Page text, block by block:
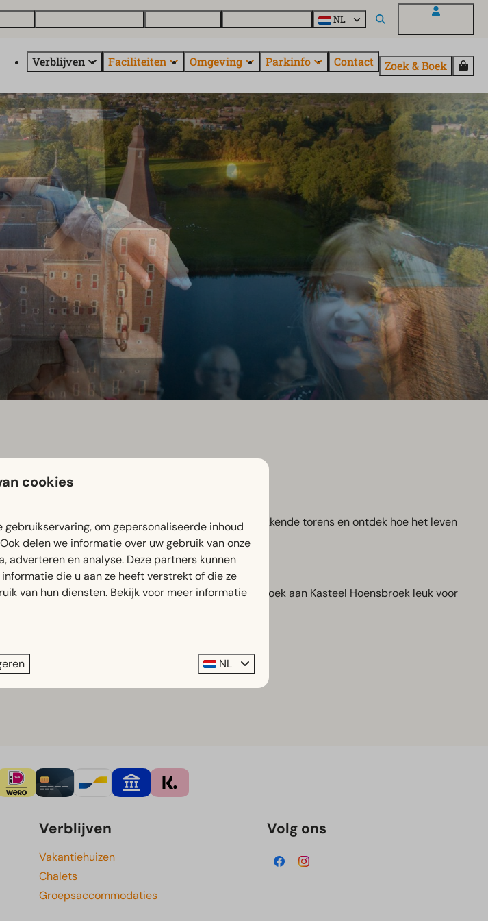
NL
Verblijven Faciliteiten Omgeving Parkinfo Contact Zoek & Boek
40 authentieke vertrekken, bewonder de indrukwekkende torens en ontdek hoe het leven
en ridders voor extra beleving. Zo is een bezoek aan Kasteel Hoensbroek leuk voor
van Nederland.
Verblijven
Vakantiehuizen
Chalets
Groepsaccommodaties
Volg ons
cookies
om gepersonaliseerde inhoud
delen we informatie over uw gebruik van onze
adverteren en analyse. Deze partners kunnen
die u aan ze heeft verstrekt of die ze
van hun diensten. Bekijk voor meer informatie
NL